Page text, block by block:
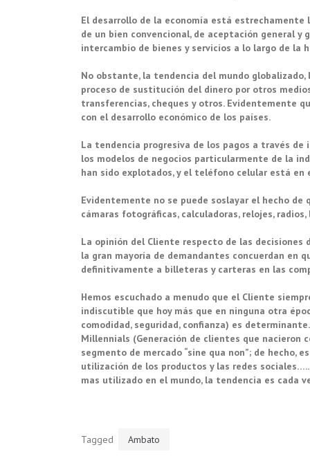
El desarrollo de la economía está
de un bien convencional, de aceptación general
intercambio de bienes y servicios a lo largo de la
No obstante, la tendencia del mundo
proceso de sustitución del dinero por otros
transferencias, cheques y otros. Evidentemente
con el desarrollo económico de los países.
La tendencia progresiva de los pagos a través
los modelos de negocios particularmente de la
han sido explotados, y el teléfono celular está
Evidentemente no se puede soslayar el hecho
cámaras fotográficas, calculadoras, relojes,
La opinión del Cliente respecto de las
la gran mayoría de demandantes concuerdan
definitivamente a billeteras y carteras en las
Hemos escuchado a menudo que el Cliente
indiscutible que hoy más que en ninguna otra
comodidad, seguridad, confianza) es
Millennials (Generación de clientes que nacieron
segmento de mercado “sine qua non”; de hecho,
utilización de los productos y las redes
mas utilizado en el mundo, la tendencia es cada
Tagged Ambato